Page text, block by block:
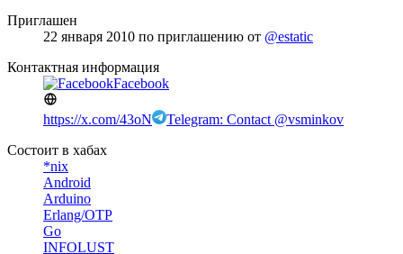
Приглашен
22 января 2010 по приглашению от @estatic
Контактная информация
Facebook
https://x.com/43oN
Telegram: Contact @vsminkov
Состоит в хабах
*nix
Android
Arduino
Erlang/OTP
Go
INFOLUST